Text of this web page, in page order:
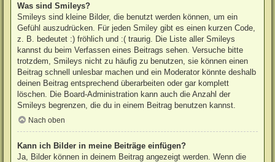
Was sind Smileys?
Smileys sind kleine Bilder, die benutzt werden können, um ein
Gefühl auszudrücken. Für jeden Smiley gibt es einen kurzen Code,
z. B. bedeutet :) fröhlich und :( traurig. Die Liste aller Smileys
kannst du beim Verfassen eines Beitrags sehen. Versuche bitte
trotzdem, Smileys nicht zu häufig zu benutzen, sie können einen
Beitrag schnell unlesbar machen und ein Moderator könnte deshalb
deinen Beitrag entsprechend überarbeiten oder gar komplett
löschen. Die Board-Administration kann auch die Anzahl der
Smileys begrenzen, die du in einem Beitrag benutzen kannst.
Nach oben
Kann ich Bilder in meine Beiträge einfügen?
Ja, Bilder können in deinem Beitrag angezeigt werden. Wenn die